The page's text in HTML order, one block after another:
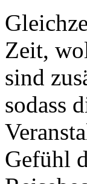
Zeit,
sind
sodass
Gefühl